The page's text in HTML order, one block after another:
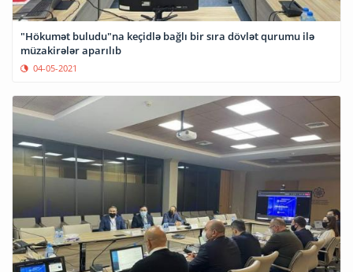
"Hökumət buludu"na keçidlə bağlı bir sıra dövlət qurumu ilə
müzakirələr aparılıb
04-05-2021